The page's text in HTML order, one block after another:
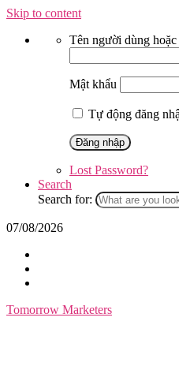
Skip to content
Tên người dùng
Mật khẩu
Tự động đăng
Lost Password?
Search
Search for:
07/08/2026
Tomorrow Marketers